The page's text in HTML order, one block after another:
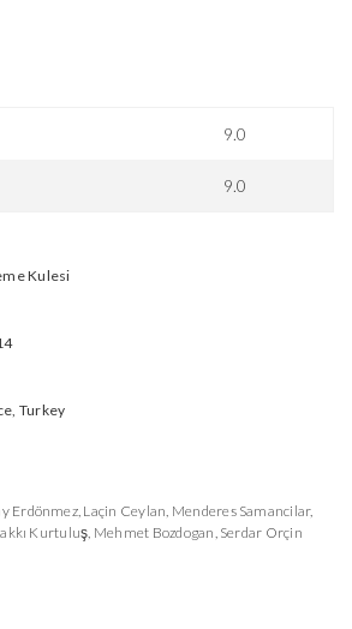
9.0
9.0
Kulesi
Turkey
Erdönmez, Laçin Ceylan, Menderes Samancilar,
Kurtuluş, Mehmet Bozdogan, Serdar Orçin